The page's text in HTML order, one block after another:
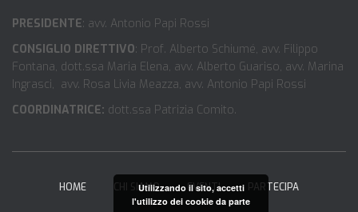
PRESIDENTE: avv. Antonio Papi Rossi
CONSIGLIO DIRETTIVO: Prof. Alberto Schiumé, avv. Filippo
Fontana, dott.ssa Maria Elena, avv. Alberto Guariso, avv. Marina
Ingrasci, avv. Rosa Livia Meazza, avv. Antonio Papi Rossi
COORDINATRICE: dott.ssa Patrizia Comito.
HOME CHI SIAMO EVENTI PARTECIPA
Utilizzando il sito, accetti
l'utilizzo dei cookie da parte